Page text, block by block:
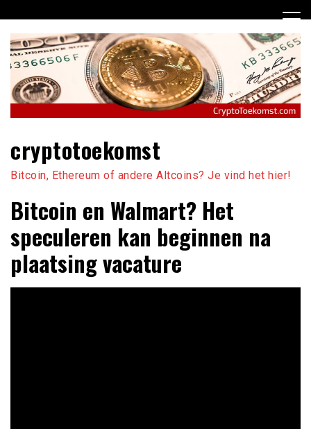
naar
inhoud
cryptotoekomst
Bitcoin, Ethereum of andere Altcoins? Je vind het hier!
Bitcoin en Walmart? Het
speculeren kan beginnen na
plaatsing vacature